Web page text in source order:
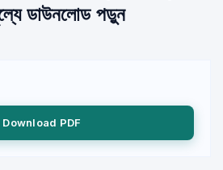
ডাউনলোড পড়ুন
Download PDF